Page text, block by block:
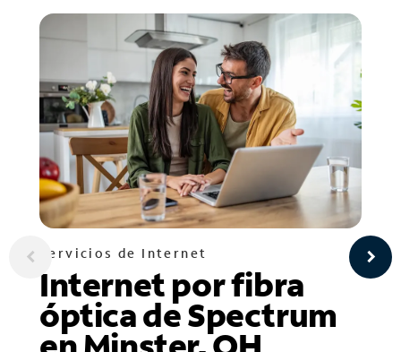
Servicios de Internet
Internet por fibra
óptica de Spectrum